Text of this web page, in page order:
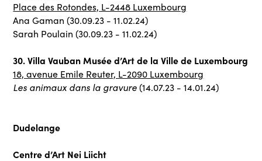
Place des Rotondes, L-2448 Luxembourg
Ana Gaman (30.09.23 - 11.02.24)
Sarah Poulain (30.09.23 - 11.02.24)
30. Villa Vauban Musée d’Art de la Ville de Luxembourg
18, avenue Emile Reuter, L-2090 Luxembourg
Les animaux dans la gravure(14.07.23 - 14.01.24)
Dudelange
Centre d’Art Nei Liicht